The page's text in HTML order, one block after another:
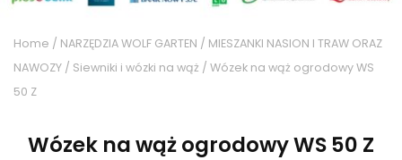
Home / NARZĘDZIA WOLF GARTEN / MIESZANKI NASION I TRAW ORAZ
NAWOZY / Siewniki i wózki na wąż / Wózek na wąż ogrodowy WS
50 Z
Wózek na wąż ogrodowy WS 50 Z